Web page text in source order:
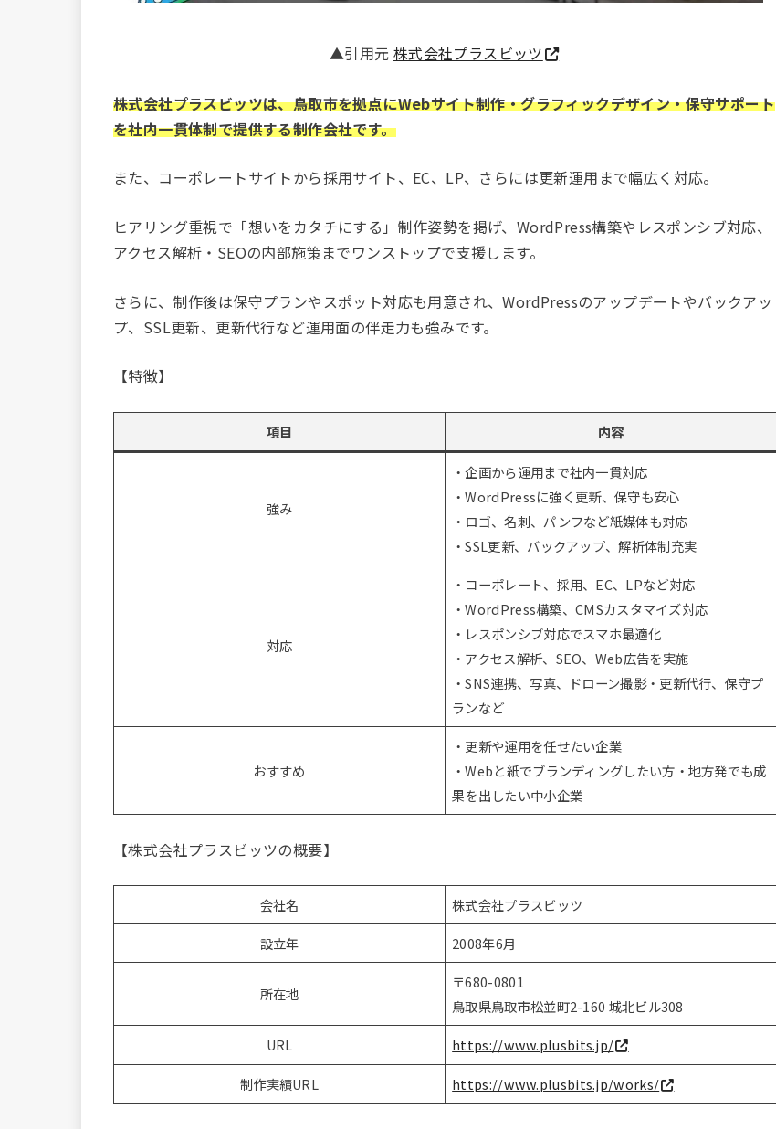
▲引用元 株式会社プラスビッツ
株式会社プラスビッツは、鳥取市を拠点にWebサイト制作・グラフィックデザイン・保守サポート
を社内一貫体制で提供する制作会社です。
また、コーポレートサイトから採用サイト、EC、LP、さらには更新運用まで幅広く対応。
ヒアリング重視で「想いをカタチにする」制作姿勢を掲げ、WordPress構築やレスポンシブ対応、
アクセス解析・SEOの内部施策までワンストップで支援します。
さらに、制作後は保守プランやスポット対応も用意され、WordPressのアップデートやバックアッ
プ、SSL更新、更新代行など運用面の伴走力も強みです。
【特徴】
項目 内容
強み
・企画から運用まで社内一貫対応
・WordPressに強く更新、保守も安心
・ロゴ、名刺、パンフなど紙媒体も対応
・SSL更新、バックアップ、解析体制充実
対応
・コーポレート、採用、EC、LPなど対応
・WordPress構築、CMSカスタマイズ対応
・レスポンシブ対応でスマホ最適化
・アクセス解析、SEO、Web広告を実施
・SNS連携、写真、ドローン撮影・更新代行、保守プ
ランなど
おすすめ
・更新や運用を任せたい企業
・Webと紙でブランディングしたい方・地方発でも成
果を出したい中小企業
【株式会社プラスビッツの概要】
会社名
株式会社プラスビッツ
設立年
2008年6月
所在地
〒680-0801
鳥取県鳥取市松並町2-160 城北ビル308
URL
https://www.plusbits.jp/
制作実績URL https://www.plusbits.jp/works/